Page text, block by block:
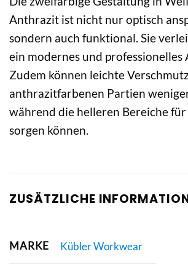
Anthrazit ist nicht nur optisch
sondern auch funktional. Sie
ein modernes und professionelles
Zudem können leichte
anthrazitfarbenen Partien
während die helleren Bereiche
sorgen können.
ZUSÄTZLICHE
MARKE Kübler Workwear